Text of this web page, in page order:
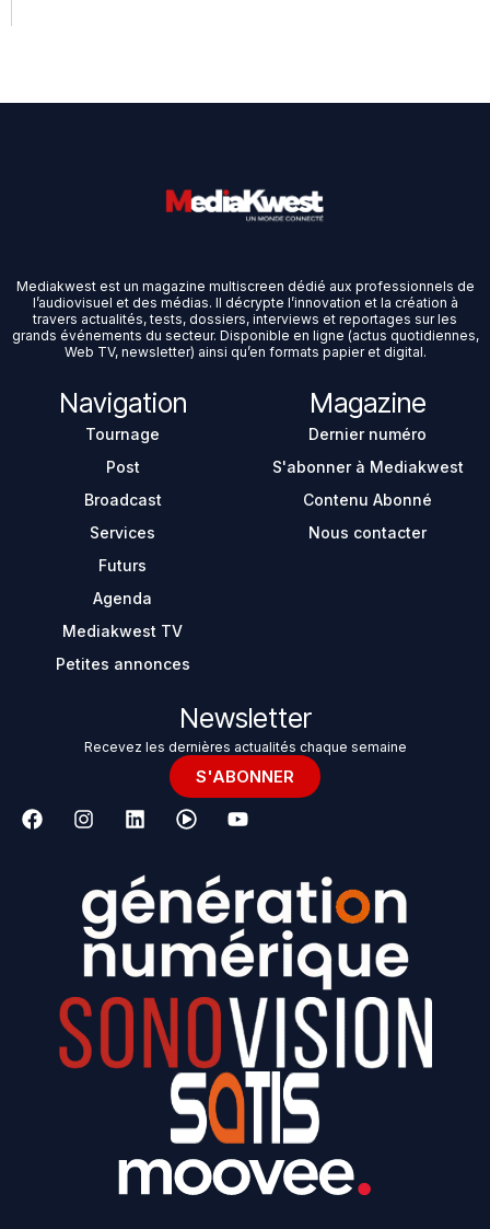
Mediakwest est un magazine multiscreen dédié aux professionnels de
l’audiovisuel et des médias. Il décrypte l’innovation et la création à
travers actualités, tests, dossiers, interviews et reportages sur les
grands événements du secteur. Disponible en ligne (actus quotidiennes,
Web TV, newsletter) ainsi qu’en formats papier et digital.
Navigation
Tournage
Post
Broadcast
Services
Futurs
Agenda
Mediakwest TV
Petites annonces
Magazine
Dernier numéro
S'abonner à Mediakwest
Contenu Abonné
Nous contacter
Newsletter
Recevez les dernières actualités chaque semaine
S'ABONNER